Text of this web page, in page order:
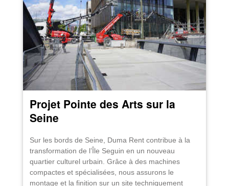
Projet Pointe des Arts sur la
Seine
Sur les bords de Seine, Duma Rent contribue à la
transformation de l’Île Seguin en un nouveau
quartier culturel urbain. Grâce à des machines
compactes et spécialisées, nous assurons le
montage et la finition sur un site techniquement